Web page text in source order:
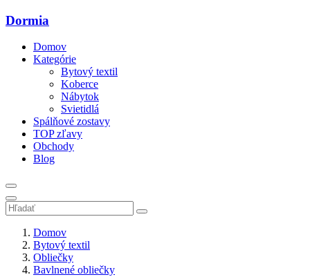
Dormia
Domov
Kategórie
Bytový textil
Koberce
Nábytok
Svietidlá
Spálňové zostavy
TOP zľavy
Obchody
Blog
Domov
Bytový textil
Obliečky
Bavlnené obliečky